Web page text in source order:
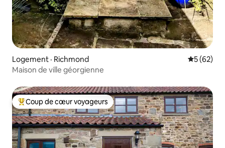
Logement · Richmond Note
5 (62)
Maison de ville géorgienne
Coup de cœur voyageurs parmi les plus aimés
Coup de cœur voyageurs